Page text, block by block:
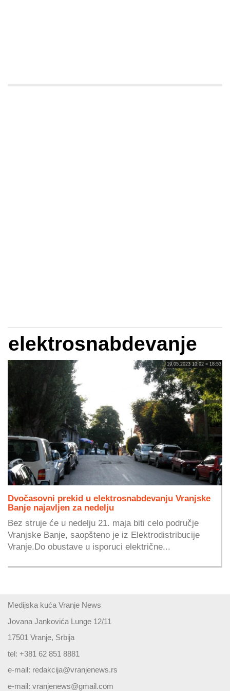
elektrosnabdevanje
19.05.2023 10:02 » 18:53
Dvočasovni prekid u elektrosnabdevanju Vranjske
Banje najavljen za nedelju
Bez struje će u nedelju 21. maja biti celo područje
Vranjske Banje, saopšteno je iz Elektrodistribucije
Vranje.Do obustave u isporuci električne...
Medijska kuća Vranje News
Jovana Jankovića Lunge 12/11
17501 Vranje, Srbija
tel: +381 62 851 8881
e-mail: redakcija@vranjenews.rs
e-mail: vranjenews@gmail.com